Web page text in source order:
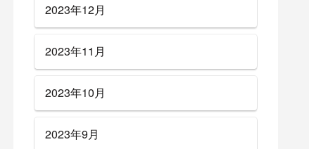
2023年12月
2023年11月
2023年10月
2023年9月